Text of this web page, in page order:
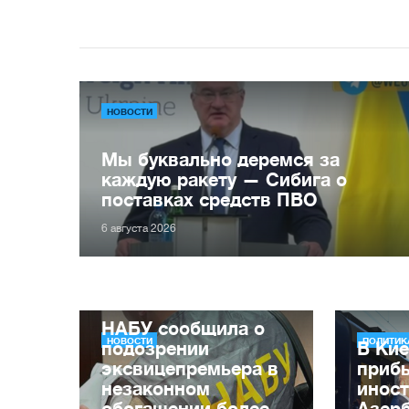
НОВОСТИ
Мы буквально деремся за
каждую ракету — Сибига о
поставках средств ПВО
6 августа 2026
НОВОСТИ
НАБУ сообщила о
подозрении
эксвицепремьера в
незаконном
В